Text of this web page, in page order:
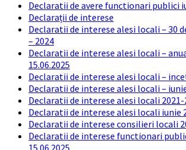
Declaratii de avere functionari publici
Declarații de interese
Declaratii de interese alesi locali – 30
– 2024
Declaratii de interese alesi locali –
15.06.2025
Declaratii de interese alesi locali –
Declaratii de interese alesi locali –
Declaratii de interese alesi locali 2021-
Declaratii de interese alesi locali iunie
Declaratii de interese consilieri locali
Declaratii de interese functionari
15.06.2025